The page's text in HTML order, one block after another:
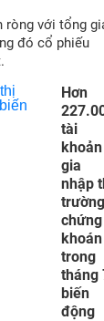
ròng với tổng
đó cổ phiếu
Hơn
tài
khoản
gia
nhập
trường
chứng
khoán
trong
tháng
biến
động